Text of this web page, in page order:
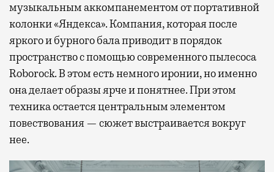
музыкальным аккомпанементом от портативной
колонки «Яндекса». Компания, которая после
яркого и бурного бала приводит в порядок
пространство с помощью современного пылесоса
Roborock. В этом есть немного иронии, но именно
она делает образы ярче и понятнее. При этом
техника остается центральным элементом
повествования — сюжет выстраивается вокруг
нее.